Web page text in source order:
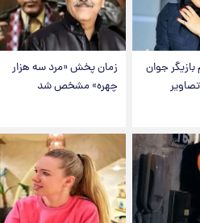
جوان
زمان پخش «مرد سه هزار
چهره» مشخص شد